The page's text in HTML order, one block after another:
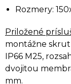
Rozmery:
Priložené
montážne
IP66 M25,
dvojitou
mm.